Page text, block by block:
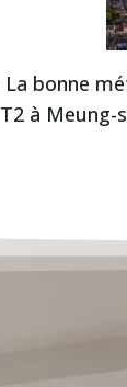
La bonne
T2 à Meung-